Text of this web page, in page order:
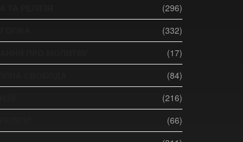
(296)
(332)
(17)
(84)
(216)
(66)